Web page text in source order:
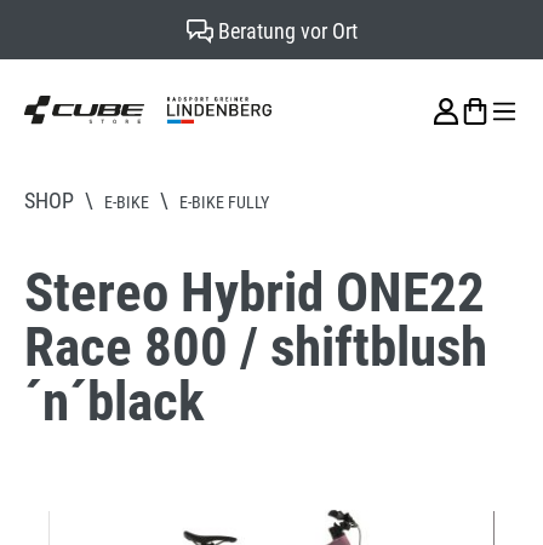
Beratung vor Ort
SHOP \ E-BIKE \ E-BIKE FULLY
Stereo Hybrid ONE22
Race 800 / shiftblush
´n´black
Bildergalerie überspringen